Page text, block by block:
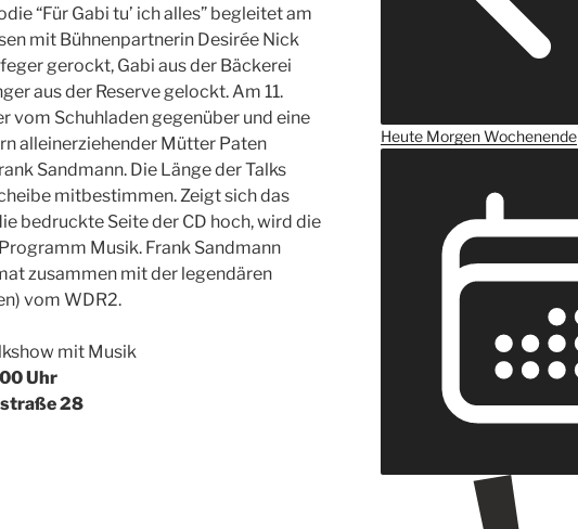
ot
e
k.
c
o
m
at g
e
a
m
re
ss
p
c
h
at
n
“Für Gabi tu’ ich alles” begleitet am
mit Bühnenpartnerin Desirée Nick
gerockt, Gabi aus der Bäckerei
aus der Reserve gelockt. Am 11.
vom Schuhladen gegenüber und eine
alleinerziehender Mütter Paten
Sandmann. Die Länge der Talks
mitbestimmen. Zeigt sich das
bedruckte Seite der CD hoch, wird die
Musik. Frank Sandmann
zusammen mit der legendären
vom WDR2.
mit Musik
Uhr
28
Heute MorgenWochenende